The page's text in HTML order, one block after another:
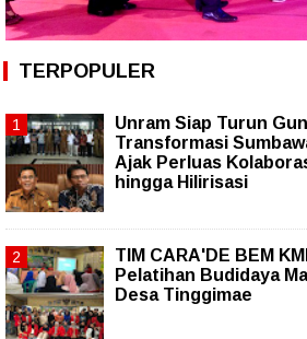
TERPOPULER
Unram Siap Turun
Transformasi
Ajak Perluas
hingga Hilirisasi
TIM CARA'DE BEM
Pelatihan Budidaya
Desa Tinggimae